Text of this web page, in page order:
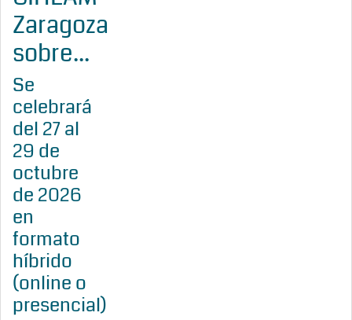
Zaragoza
sobre...
Se
celebrará
del 27 al
29 de
octubre
de 2026
en
formato
híbrido
(online o
presencial)